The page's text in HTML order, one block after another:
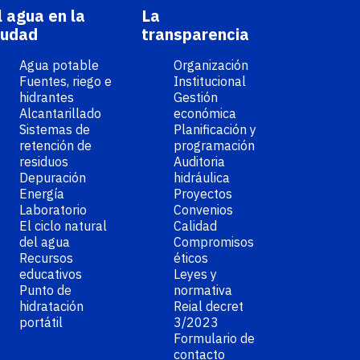
agua en la
Agua potable
Fuentes, riego e
hidrantes
Alcantarillado
Sistemas de
retención de
residuos
Depuración
Energía
Laboratorio
El ciclo natural
del agua
Recursos
educativos
Punto de
hidratación
portátil
La
transparencia
Organización
Institucional
Gestión
económica
Planificación y
programación
Auditoria
hidráulica
Proyectos
Convenios
Calidad
Compromisos
éticos
Leyes y
normativa
Reial decret
3/2023
Formulario de
contacto